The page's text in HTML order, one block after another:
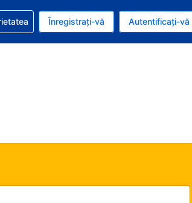
american
Română
la rezervarea dvs.
Înregistrați-vă Autentificați-vă